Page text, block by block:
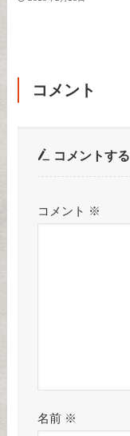
コメント
コメントする
コメント ※
名前 ※